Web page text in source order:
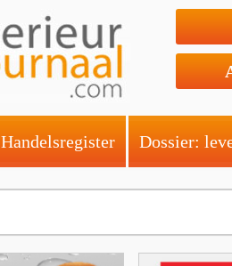
Handelsregister Dossier: